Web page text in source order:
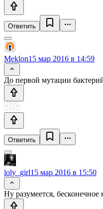
Ответить
Meklon15 мар 2016 в 14:59
До первой мутации
Ответить
loly_girl15 мар 2016 в 15:50
Ну разумеется, бесконечное